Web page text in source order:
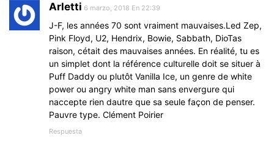
Arletti 6 marzo, 2018 En 22:39
J-F, les années 70 sont vraiment mauvaises.Led Zep,
Pink Floyd, U2, Hendrix, Bowie, Sabbath, DioTas
raison, cétait des mauvaises années. En réalité, tu es
un simplet dont la référence culturelle doit se situer à
Puff Daddy ou plutôt Vanilla Ice, un genre de white
power ou angry white man sans envergure qui
naccepte rien dautre que sa seule façon de penser.
Pauvre type. Clément Poirier
Respuesta